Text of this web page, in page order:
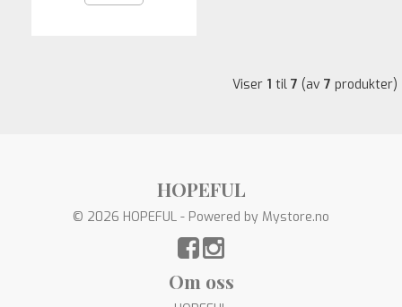
Viser 1 til 7 (av 7 produkter)
HOPEFUL
© 2026 HOPEFUL - Powered by Mystore.no
Om oss